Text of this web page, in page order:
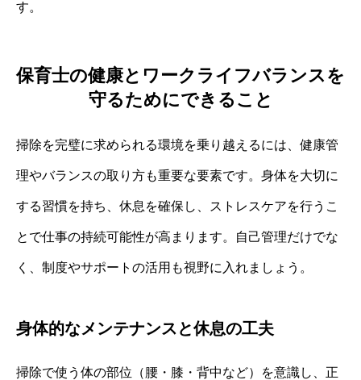
す。
保育士の健康とワークライフバランスを
守るためにできること
掃除を完璧に求められる環境を乗り越えるには、健康管
理やバランスの取り方も重要な要素です。身体を大切に
する習慣を持ち、休息を確保し、ストレスケアを行うこ
とで仕事の持続可能性が高まります。自己管理だけでな
く、制度やサポートの活用も視野に入れましょう。
身体的なメンテナンスと休息の工夫
掃除で使う体の部位（腰・膝・背中など）を意識し、正